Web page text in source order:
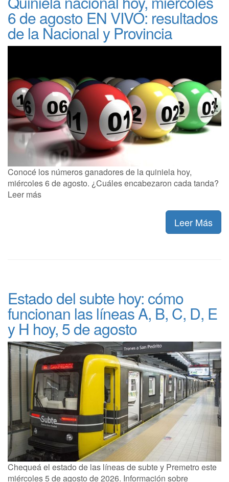
6 de agosto EN VIVO: resultados
de la Nacional y Provincia
Conocé los números ganadores de la quiniela hoy,
miércoles 6 de agosto. ¿Cuáles encabezaron cada tanda?
Leer más
Leer Más
Estado del subte hoy: cómo
funcionan las líneas A, B, C, D, E
y H hoy, 5 de agosto
Chequeá el estado de las líneas de subte y Premetro este
miércoles 5 de agosto de 2026. Información sobre